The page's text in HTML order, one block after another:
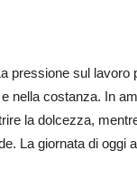
pressione sul lavoro
nella costanza. In
la dolcezza,
La giornata di oggi